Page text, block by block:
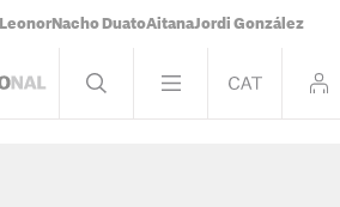
Leonor Nacho DuatoAitanaJordi González